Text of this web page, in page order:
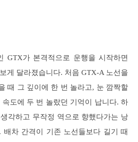
GTX가 본격적으로 운행을 시작하면
게 달라졌습니다. 처음 GTX-A 노선을
때 그 깊이에 한 번 놀라고, 눈 깜짝할
도에 두 번 놀랐던 기억이 납니다. 하
각하고 무작정 역으로 향했다가는 낭
배차 간격이 기존 노선들보다 길기 때